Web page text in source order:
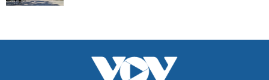
Dinh dưỡng - món ngon
Cây thuốc